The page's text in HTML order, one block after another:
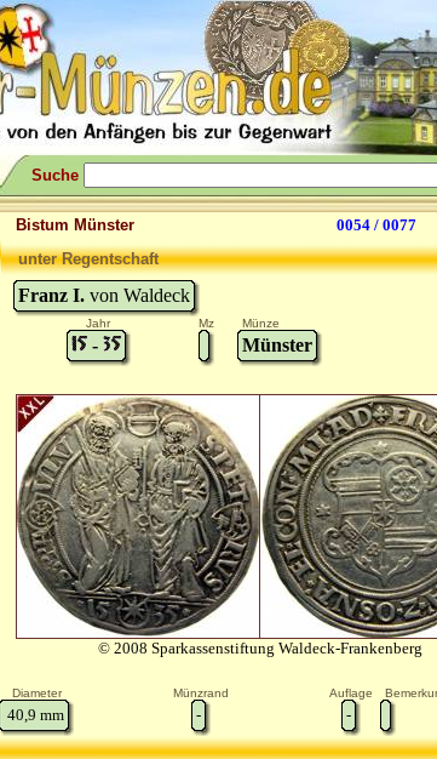
Suche
Bistum Münster
0054 / 0077
unter Regentschaft
Franz I. von Waldeck
Jahr Mz Münze
- Münster
© 2008 Sparkassenstiftung Waldeck-Frankenberg
Diameter Münzrand Auflage
40,9 mm - -